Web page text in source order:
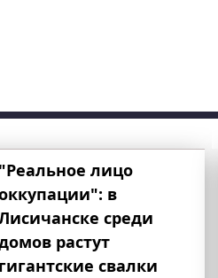
"Реальное лицо
в
среди
растут
гигантские свалки